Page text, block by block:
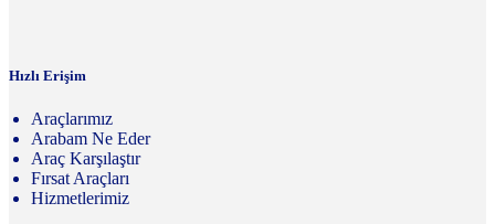
Hızlı Erişim
Araçlarımız
Arabam Ne Eder
Araç Karşılaştır
Fırsat Araçları
Hizmetlerimiz